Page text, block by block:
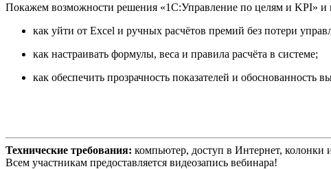
Покажем возможности решения «1С:Управление по целям и KPI» и
как уйти от Excel и ручных расчётов премий без потери
как настраивать формулы, веса и правила расчёта в системе;
как обеспечить прозрачность показателей и обоснованность
Технические требования: компьютер, доступ в Интернет, колонки
Всем участникам предоставляется видеозапись вебинара!